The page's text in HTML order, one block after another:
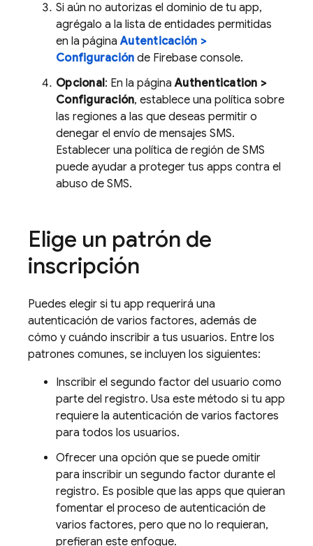
Si aún no autorizas el dominio de tu app,
agrégalo a la lista de entidades permitidas
en la páginaAutenticación >
Configuración de Firebase console.
Opcional: En la páginaAuthentication >
Configuración, establece una política sobre
las regiones a las que deseas permitir o
denegar el envío de mensajes SMS.
Establecer una política de región de SMS
puede ayudar a proteger tus apps contra el
abuso de SMS.
Elige un patrón de
inscripción
Puedes elegir si tu app requerirá una
autenticación de varios factores, además de
cómo y cuándo inscribir a tus usuarios. Entre los
patrones comunes, se incluyen los siguientes:
Inscribir el segundo factor del usuario como
parte del registro. Usa este método si tu app
requiere la autenticación de varios factores
para todos los usuarios.
Ofrecer una opción que se puede omitir
para inscribir un segundo factor durante el
registro. Es posible que las apps que quieran
fomentar el proceso de autenticación de
varios factores, pero que no lo requieran,
prefieran este enfoque.